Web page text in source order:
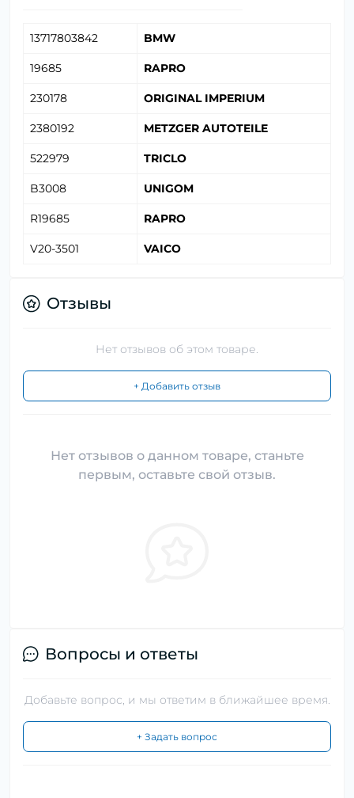
13717803842 BMW
19685 RAPRO
230178 ORIGINAL IMPERIUM
2380192 METZGER AUTOTEILE
522979 TRICLO
B3008 UNIGOM
R19685 RAPRO
V20-3501 VAICO
Отзывы
Нет отзывов об этом товаре.
+ Добавить отзыв
Нет отзывов о данном товаре, станьте
первым, оставьте свой отзыв.
Вопросы и ответы
Добавьте вопрос, и мы ответим в ближайшее время.
+ Задать вопрос